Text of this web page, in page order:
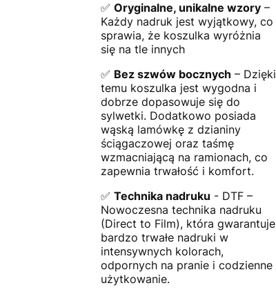
✅ Oryginalne, unikalne wzory–
Każdy nadruk jest wyjątkowy, co
sprawia, że koszulka wyróżnia
się na tle innych
✅ Bez szwów bocznych – Dzięki
temu koszulka jest wygodna i
dobrze dopasowuje się do
sylwetki. Dodatkowo posiada
wąską lamówkę z dzianiny
ściągaczowej oraz taśmę
wzmacniającą na ramionach, co
zapewnia trwałość i komfort.
✅ Technika nadruku - DTF –
Nowoczesna technika nadruku
(Direct to Film), która gwarantuje
bardzo trwałe nadruki w
intensywnych kolorach,
odpornych na pranie i codzienne
użytkowanie.